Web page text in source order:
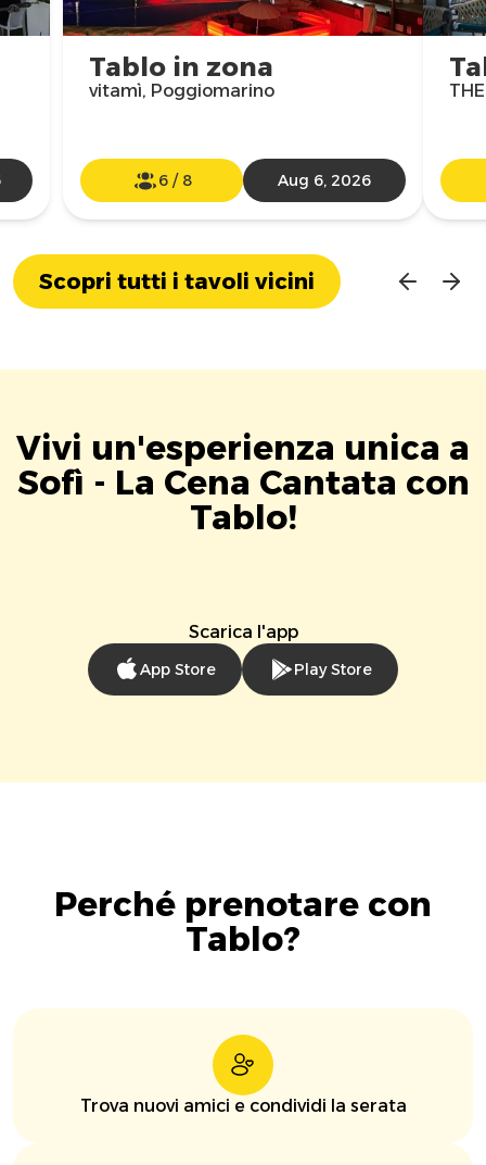
Tablo in zona
vitamì, Poggiomarino
6/ 8 Aug 6, 2026
Scopri tutti i tavoli vicini
Vivi un'esperienza unica a
Sofì - La Cena Cantata con
Tablo!
Scarica l'app
App Store Play Store
Perché prenotare con
Tablo?
Trova nuovi amici e condividi la serata